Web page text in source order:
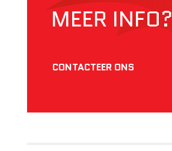
MEER INFO?
CONTACTEER ONS